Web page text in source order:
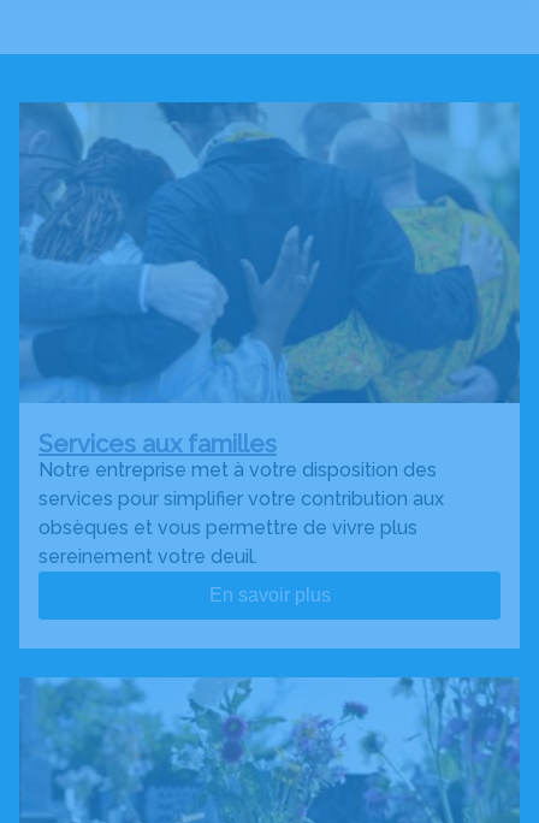
Services aux familles
Notre entreprise met à votre disposition des
services pour simplifier votre contribution aux
obsèques et vous permettre de vivre plus
sereinement votre deuil.
En savoir plus